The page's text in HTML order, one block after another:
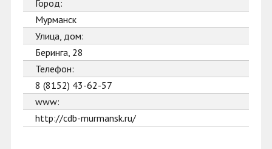
Город:
Мурманск
Улица, дом:
Беринга, 28
Телефон:
8 (8152) 43-62-57
www:
http://cdb-murmansk.ru/